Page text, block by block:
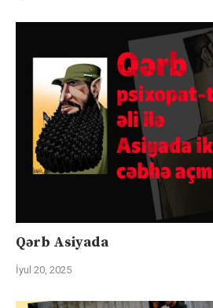
Qərb Asiyada
İyul 20, 2025